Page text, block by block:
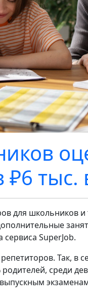
₽6
для школьников
сервиса SuperJob.
Так, в
среди